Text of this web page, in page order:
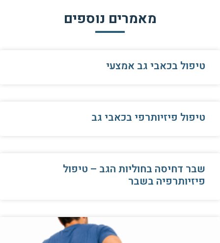
מאמרים נוספים
טיפול בכאבי גב אמצעי
טיפול פיזיותרפי בכאבי גב
שבר דחיסה בחוליות הגב – טיפול
פיזיותרפיה בשבר